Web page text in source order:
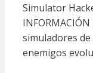
Simulator
simuladores
enemigos